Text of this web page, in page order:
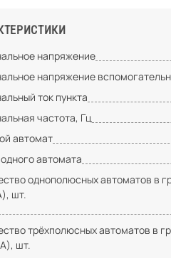
напряжение
напряжение
ток пункта
частота, Гц
автомат
автомата
однополюсных автоматов в
шт.
трёхполюсных автоматов в
шт.